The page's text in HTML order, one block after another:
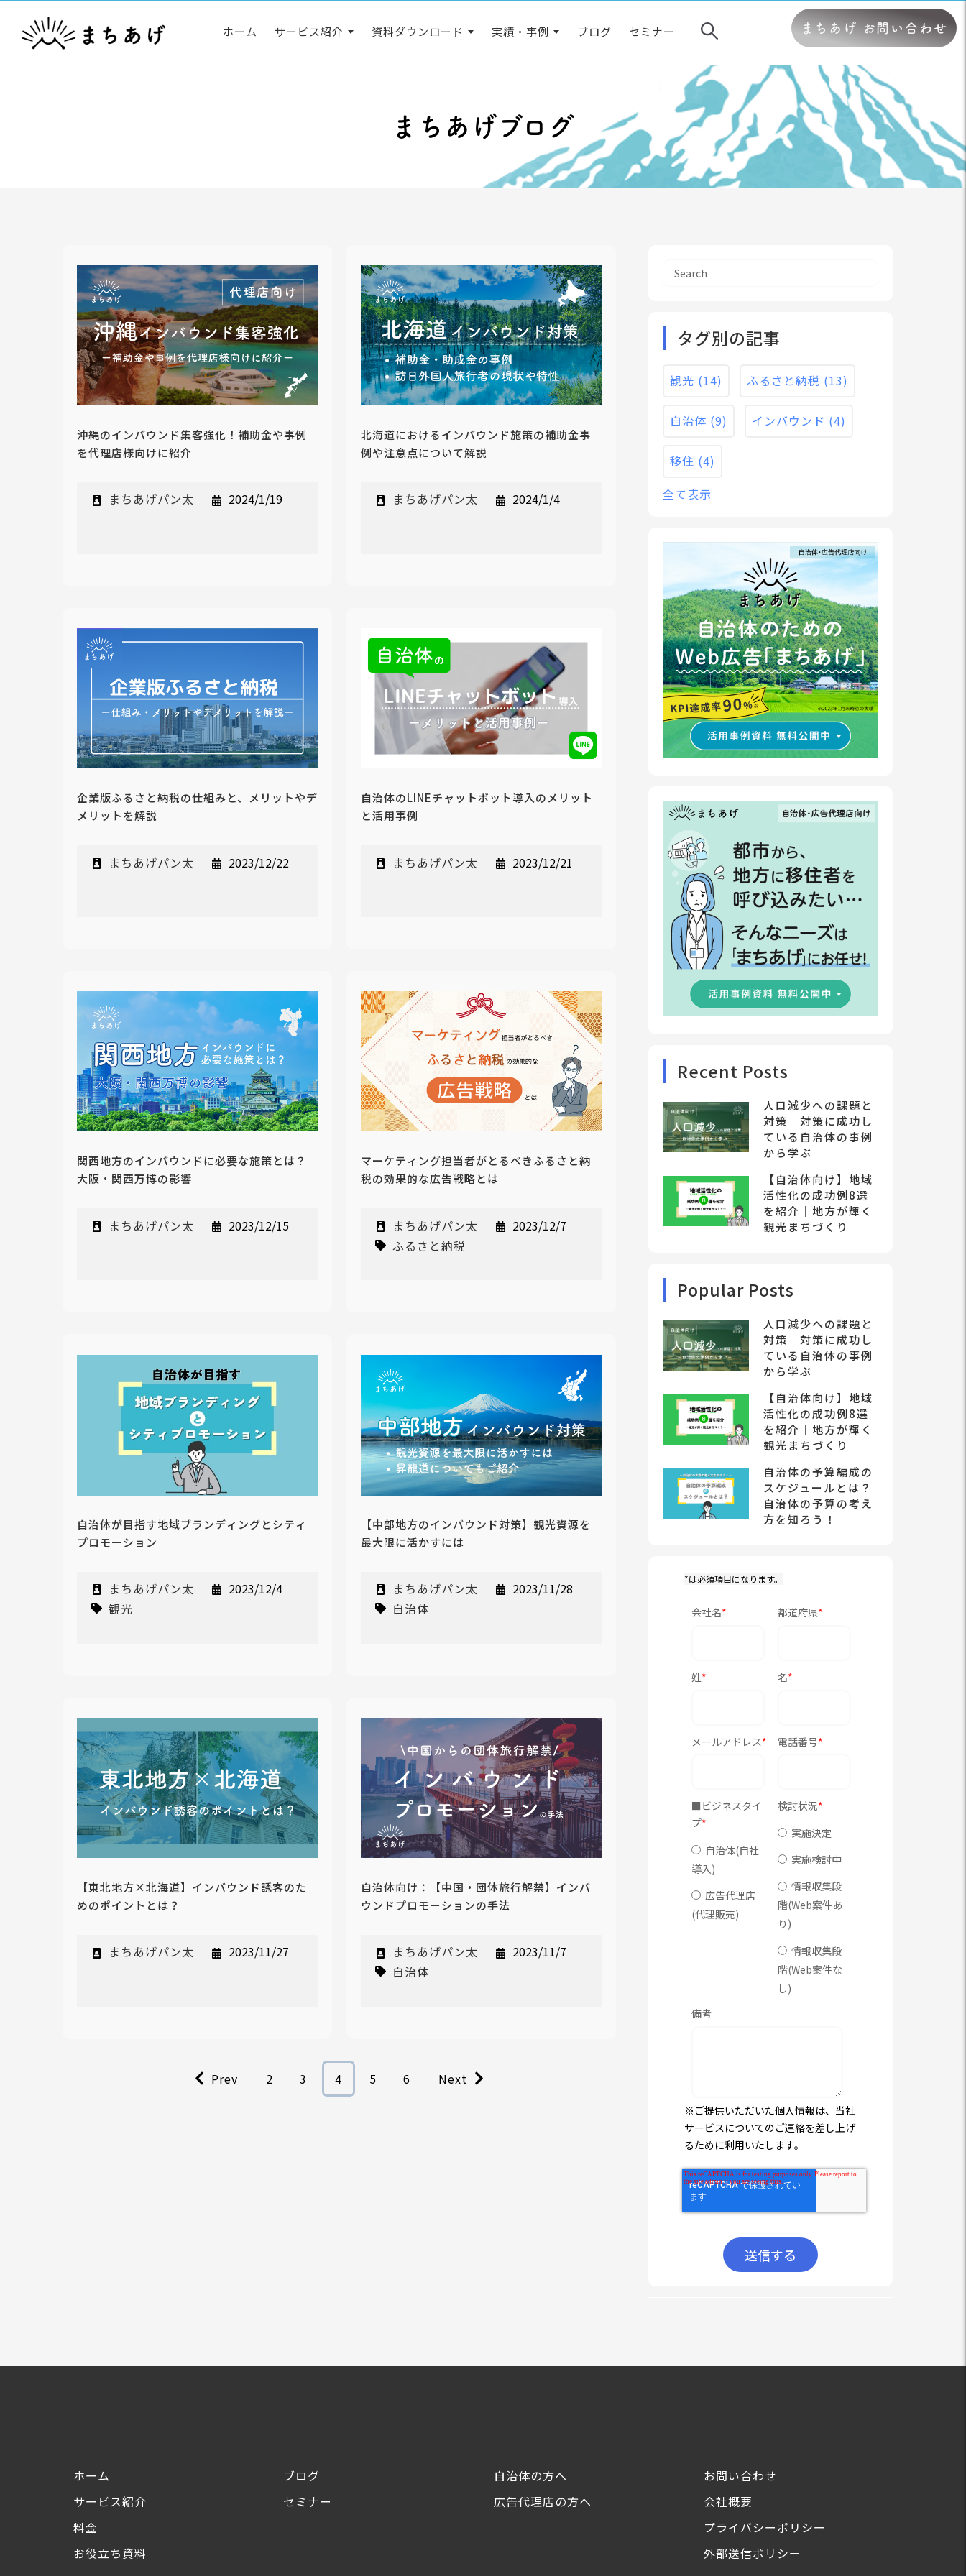
ホーム サービス紹介 資料ダウンロード 実績・事例 ブログ セミナー まちあげ お問い合わせ
まちあげブログ
沖縄のインバウンド集客強化！補助金や事例
を代理店様向けに紹介
まちあげパン太 2024/1/19
北海道におけるインバウンド施策の補助金事
例や注意点について解説
まちあげパン太 2024/1/4
企業版ふるさと納税の仕組みと、メリットやデ
メリットを解説
まちあげパン太 2023/12/22
自治体のLINEチャットボット導入のメリット
と活用事例
まちあげパン太 2023/12/21
関西地方のインバウンドに必要な施策とは？
大阪・関西万博の影響
まちあげパン太 2023/12/15
マーケティング担当者がとるべきふるさと納
税の効果的な広告戦略とは
まちあげパン太
2023/12/7
ふるさと納税
自治体が目指す地域ブランディングとシティ
プロモーション
まちあげパン太
2023/12/4
観光
【中部地方のインバウンド対策】観光資源を
最大限に活かすには
まちあげパン太
2023/11/28
自治体
【東北地方×北海道】インバウンド誘客のた
めのポイントとは？
まちあげパン太 2023/11/27
自治体向け：【中国・団体旅行解禁】インバ
ウンドプロモーションの手法
まちあげパン太
2023/11/7
自治体
Prev 2 3 4 5 6 Next
タグ別の記事
観光 (14) ふるさと納税 (13)
自治体 (9) インバウンド (4)
移住 (4)
全て表示
Recent Posts
人口減少への課題と
対策｜対策に成功し
ている自治体の事例
から学ぶ
【自治体向け】地域
活性化の成功例8選
を紹介｜地方が輝く
観光まちづくり
Popular Posts
人口減少への課題と
対策｜対策に成功し
ている自治体の事例
から学ぶ
【自治体向け】地域
活性化の成功例8選
を紹介｜地方が輝く
観光まちづくり
自治体の予算編成の
スケジュールとは？
自治体の予算の考え
方を知ろう！
*は必須項目になります。
会社名* 都道府県*
姓* 名*
メールアドレス* 電話番号*
■ビジネスタイ
プ*
自治体(自社
導入)
広告代理店
(代理販売)
検討状況*
実施決定
実施検討中
情報収集段
階(Web案件あ
り)
情報収集段
階(Web案件な
し)
備考
※ご提供いただいた個人情報は、当社
サービスについてのご連絡を差し上げ
るために利用いたします。
ホーム
サービス紹介
料金
お役立ち資料
ブログ
セミナー
自治体の方へ
広告代理店の方へ
お問い合わせ
会社概要
プライバシーポリシー
外部送信ポリシー